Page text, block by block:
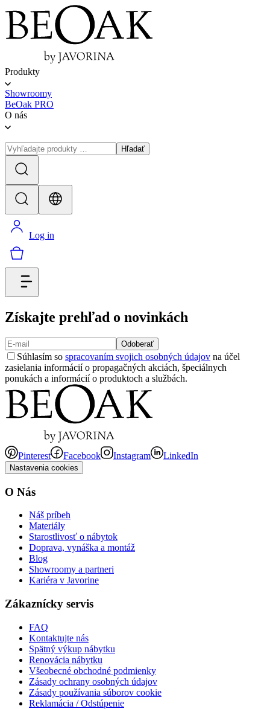
Produkty
Showroomy
BeOak PRO
O nás
Hľadať
Log in
Získajte prehľad o novinkách
Odoberať
Súhlasím so spracovaním svojich osobných údajov na účel
zasielania informácií o propagačných akciách, špeciálnych
ponukách a informácií o produktoch a službách.
Pinterest Facebook Instagram LinkedIn
Nastavenia cookies
O Nás
Náš príbeh
Materiály
Starostlivosť o nábytok
Doprava, vynáška a montáž
Blog
Showroomy a partneri
Kariéra v Javorine
Zákaznícky servis
FAQ
Kontaktujte nás
Spätný výkup nábytku
Renovácia nábytku
Všeobecné obchodné podmienky
Zásady ochrany osobných údajov
Zásady používania súborov cookie
Reklamácia / Odstúpenie